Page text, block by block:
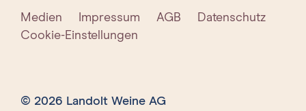
© 2026 Landolt Weine AG
Medien Impressum AGB
Datenschutz
Cookie-Einstellungen